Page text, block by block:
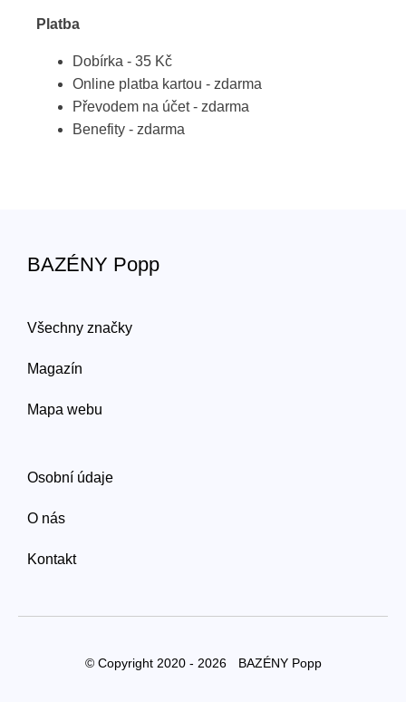
Platba
Dobírka - 35 Kč
Online platba kartou - zdarma
Převodem na účet - zdarma
Benefity - zdarma
BAZÉNY Popp
Všechny značky
Magazín
Mapa webu
Osobní údaje
O nás
Kontakt
© Copyright 2020 - 2026 BAZÉNY Popp